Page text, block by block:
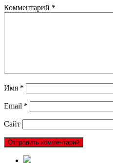
Комментарий *
Имя *
Email *
Сайт